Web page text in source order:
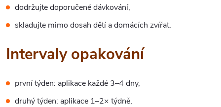
dodržujte doporučené dávkování,
skladujte mimo dosah dětí a domácích zvířat.
Intervaly opakování
první týden: aplikace každé 3–4 dny,
druhý týden: aplikace 1–2× týdně,